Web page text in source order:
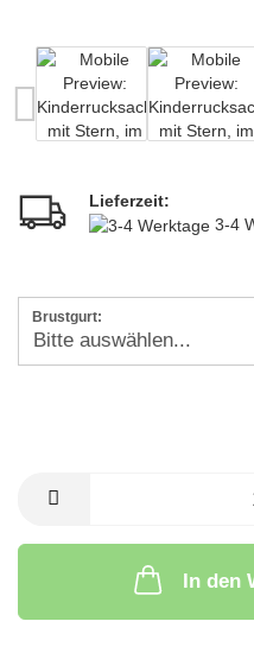
Lieferzeit:
3-4
Brustgurt:
In den